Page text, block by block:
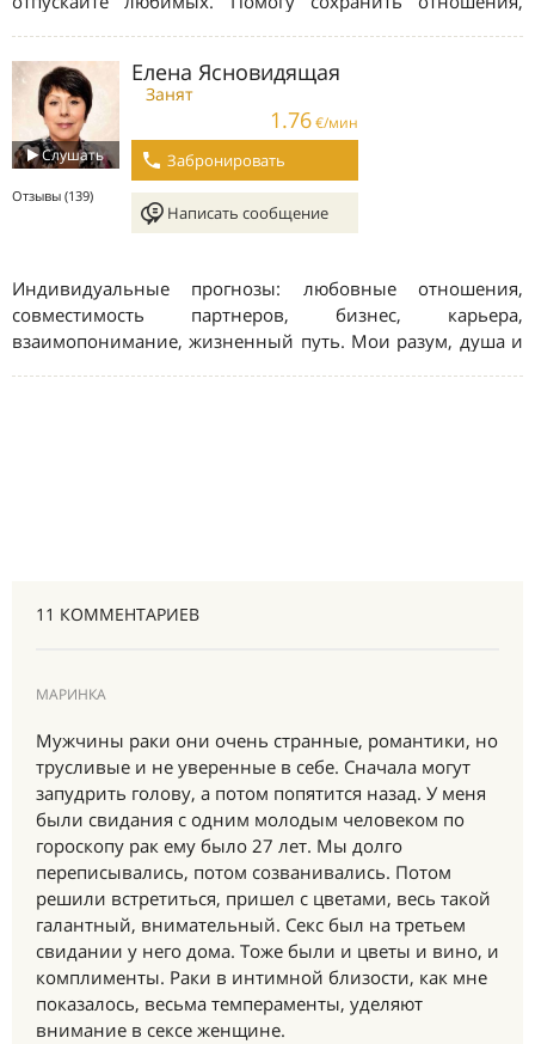
11 КОММЕНТАРИЕВ
МАРИНКА
Мужчины раки они очень странные, романтики, но
трусливые и не уверенные в себе. Сначала могут
запудрить голову, а потом попятится назад. У меня
были свидания с одним молодым человеком по
гороскопу рак ему было 27 лет. Мы долго
переписывались, потом созванивались. Потом
решили встретиться, пришел с цветами, весь такой
галантный, внимательный. Секс был на третьем
свидании у него дома. Тоже были и цветы и вино, и
комплименты. Раки в интимной близости, как мне
показалось, весьма темпераменты, уделяют
внимание в сексе женщине.